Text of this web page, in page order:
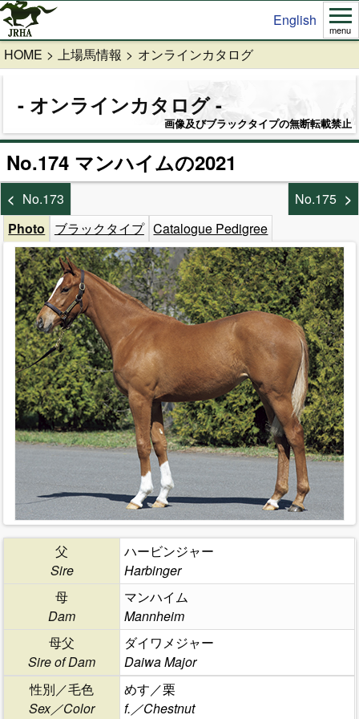
English
menu
HOME 上場馬情報 オンラインカタログ
オンラインカタログ
画像及びブラックタイプの無断転載禁止
No.174 マンハイムの2021
No.173
No.175
Photo
ブラックタイプ Catalogue Pedigree
父
Sire
ハービンジャー
Harbinger
母
Dam
マンハイム
Mannheim
母父
Sire of Dam
ダイワメジャー
Daiwa Major
性別／毛色
Sex／Color
めす／栗
f.／Chestnut